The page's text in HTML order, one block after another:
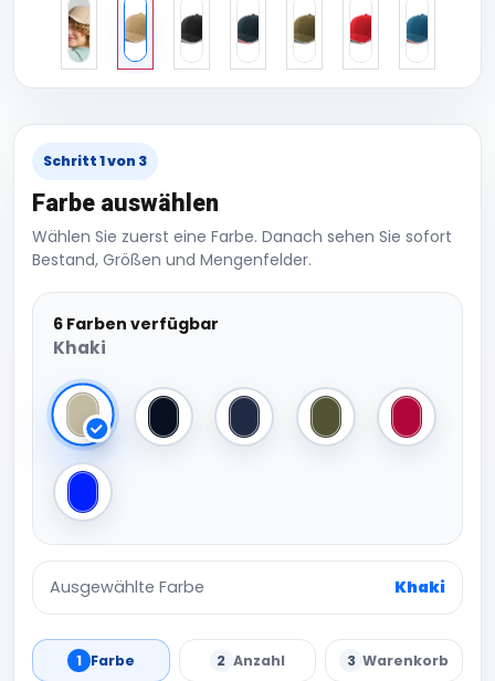
Schritt 1 von 3
Farbe auswählen
Wählen Sie zuerst eine Farbe. Danach sehen Sie sofort
Bestand, Größen und Mengenfelder.
6 Farben verfügbar
Khaki
Khaki Black Navy Olive Red
Royal
Ausgewählte Farbe Khaki
1 Farbe 2 Anzahl 3 Warenkorb